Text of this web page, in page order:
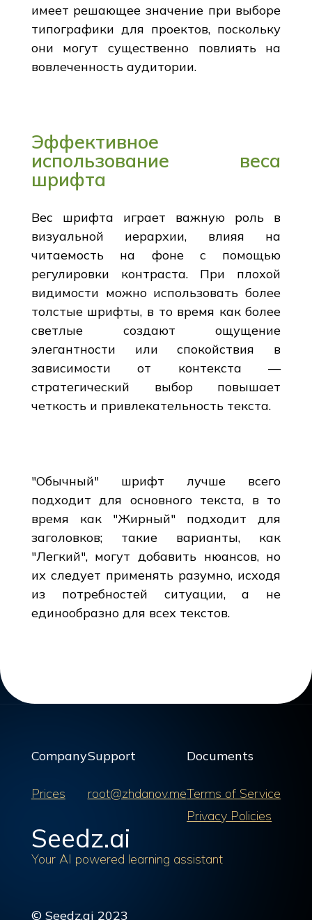
имеет решающее значение при выборе
типографики для проектов, поскольку
они могут существенно повлиять на
вовлеченность аудитории.
Эффективное
использование веса
шрифта
Вес шрифта играет важную роль в
визуальной иерархии, влияя на
читаемость на фоне с помощью
регулировки контраста. При плохой
видимости можно использовать более
толстые шрифты, в то время как более
светлые создают ощущение
элегантности или спокойствия в
зависимости от контекста —
стратегический выбор повышает
четкость и привлекательность текста.
"Обычный" шрифт лучше всего
подходит для основного текста, в то
время как "Жирный" подходит для
заголовков; такие варианты, как
"Легкий", могут добавить нюансов, но
их следует применять разумно, исходя
из потребностей ситуации, а не
единообразно для всех текстов.
Company
Prices
Support
root@zhdanov.me
Documents
Terms of Service
Privacy Policies
Seedz.ai
Your AI powered learning assistant
© Seedz.ai 2023